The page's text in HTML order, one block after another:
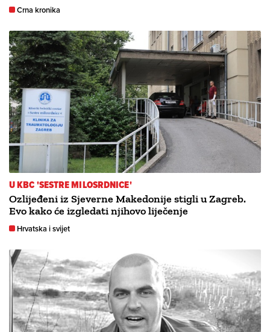
Crna kronika
U KBC 'SESTRE MILOSRDNICE'
Ozlijeđeni iz Sjeverne Makedonije stigli u Zagreb.
Evo kako će izgledati njihovo liječenje
Hrvatska i svijet